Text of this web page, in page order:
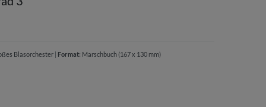
Blasorchester Format: Marschbuch (167 x 130 mm)